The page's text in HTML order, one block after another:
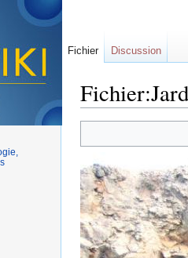
Fichier Discussion